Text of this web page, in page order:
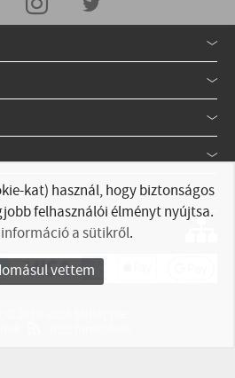
kat) használ, hogy biztonságos
felhasználói élményt nyújtsa.
információ a sütikről.
vettem